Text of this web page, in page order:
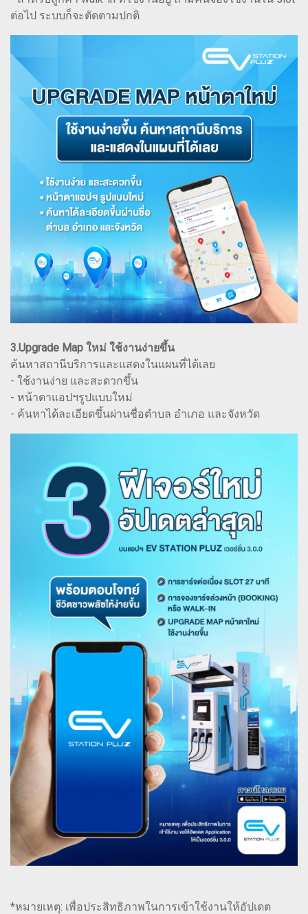
ต่อไป ระบบก็จะตัดตามปกติ
3.Upgrade Map ใหม่ ใช้งานง่ายขึ้น
ค้นหาสถานีบริการและแสดงในแผนที่ได้เลย
- ใช้งานง่าย และสะดวกขึ้น
- หน้าตาแอปฯรูปแบบใหม่
- ค้นหาได้ละเอียดขึ้นผ่านชื่อตำบล อำเภอ และจังหวัด
*หมายเหตุ: เพื่อประสิทธิภาพในการเข้าใช้งานให้อัปเดต